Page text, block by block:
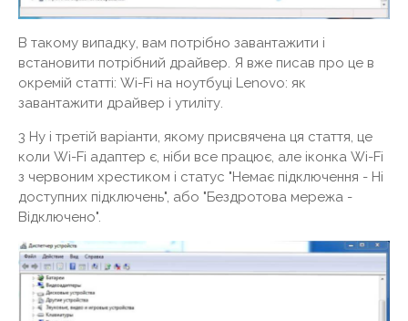
В такому випадку, вам потрібно завантажити і
встановити потрібний драйвер. Я вже писав про це в
окремій статті: Wi-Fi на ноутбуці Lenovo: як
завантажити драйвер і утиліту.
3 Ну і третій варіанти, якому присвячена ця стаття, це
коли Wi-Fi адаптер є, ніби все працює, але іконка Wi-Fi
з червоним хрестиком і статус "Немає підключення - Ні
доступних підключень", або "Бездротова мережа -
Відключено".